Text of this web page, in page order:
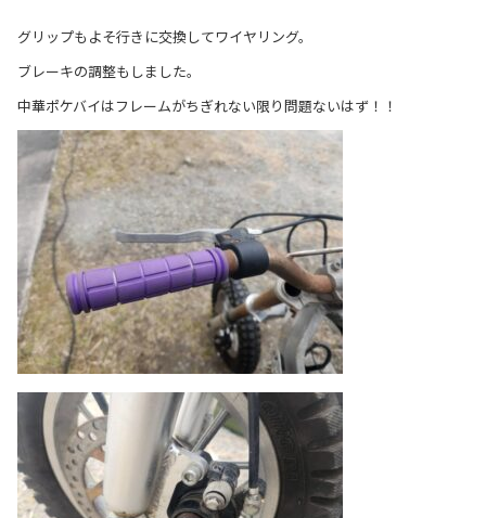
グリップもよそ行きに交換してワイヤリング。
ブレーキの調整もしました。
中華ポケバイはフレームがちぎれない限り問題ないはず！！